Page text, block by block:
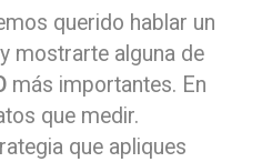
querido hablar un
mostrarte alguna de
más importantes. En
que medir.
que apliques